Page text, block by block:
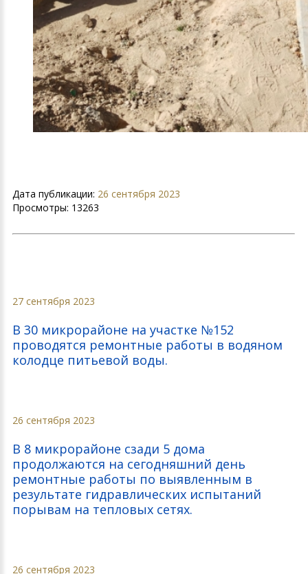
Дата публикации: 26 сентября 2023
Просмотры: 13263
27 сентября 2023
В 30 микрорайоне на участке №152
проводятся ремонтные работы в водяном
колодце питьевой воды.
26 сентября 2023
В 8 микрорайоне сзади 5 дома
продолжаются на сегодняшний день
ремонтные работы по выявленным в
результате гидравлических испытаний
порывам на тепловых сетях.
26 сентября 2023